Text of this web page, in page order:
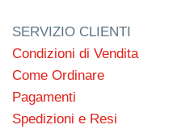
SERVIZIO CLIENTI
Condizioni di Vendita
Come Ordinare
Pagamenti
Spedizioni e Resi